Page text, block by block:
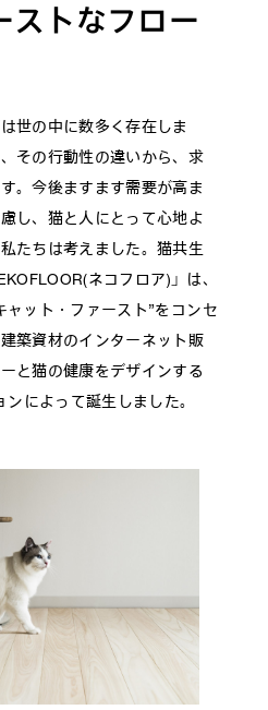
ストなフロー
世の中に数多く存在しま
その行動性の違いから、求
。今後ますます需要が高ま
し、猫と人にとって心地よ
たちは考えました。猫共生
ネコフロア)」は、
ャット・ファースト”をコンセ
築資材のインターネット販
と猫の健康をデザインする
によって誕生しました。